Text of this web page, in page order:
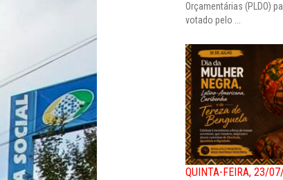
Orçamentárias (PLDO)
votado pelo ...
QUINTA-FEIRA, 23/